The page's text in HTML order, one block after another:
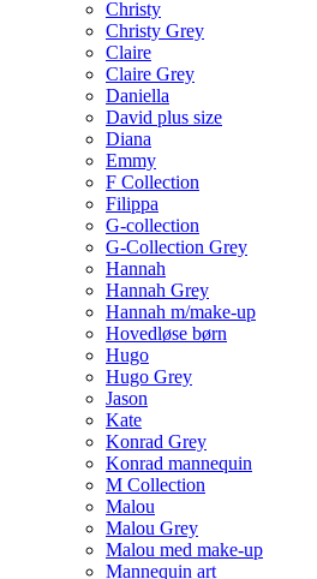
Christy
Christy Grey
Claire
Claire Grey
Daniella
David plus size
Diana
Emmy
F Collection
Filippa
G-collection
G-Collection Grey
Hannah
Hannah Grey
Hannah m/make-up
Hovedløse børn
Hugo
Hugo Grey
Jason
Kate
Konrad Grey
Konrad mannequin
M Collection
Malou
Malou Grey
Malou med make-up
Mannequin art